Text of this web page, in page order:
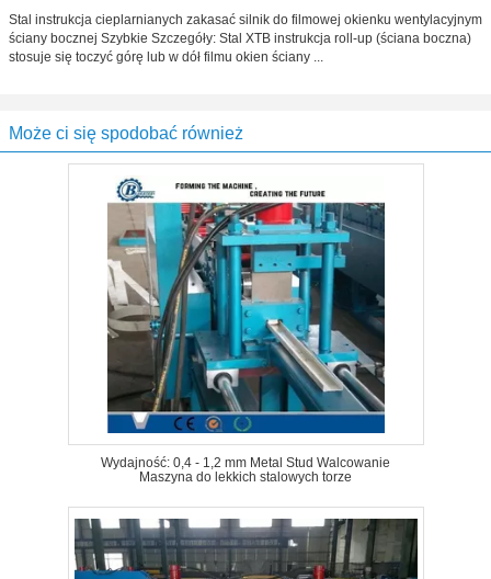
Stal instrukcja cieplarnianych zakasać silnik do filmowej okienku wentylacyjnym
ściany bocznej Szybkie Szczegóły: Stal XTB instrukcja roll-up (ściana boczna)
stosuje się toczyć górę lub w dół filmu okien ściany ...
Może ci się spodobać również
Wydajność: 0,4 - 1,2 mm Metal Stud Walcowanie
Maszyna do lekkich stalowych torze